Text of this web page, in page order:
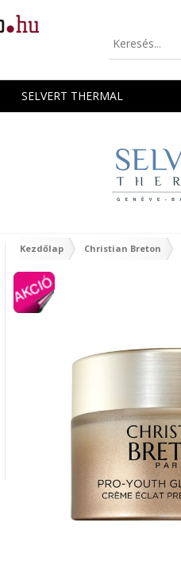
SELVERT THERMAL
Kezdőlap Christian Breton